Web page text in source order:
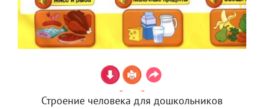
Строение человека для дошкольников